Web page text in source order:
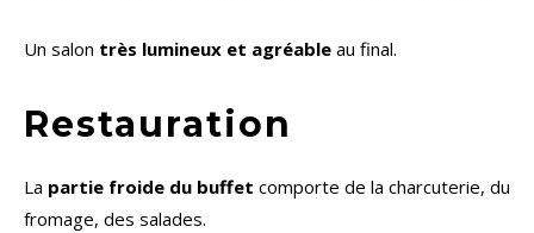
Un salon très lumineux et agréable au final.
Restauration
La partie froide du buffet comporte de la charcuterie, du
fromage, des salades.